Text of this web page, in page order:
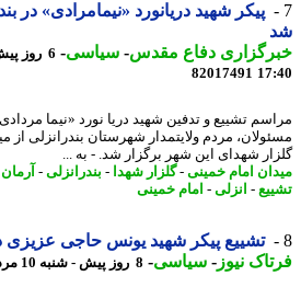
پیکر شهید دریانورد «نیمامرادی» در بندر
دفاع مقدس-سیاسی-
82017491
تشییع و تدفین شهید دریا نورد «نیما مردادی»
مردم ولایتمدار شهرستان بندرانزلی از
شهدای این شهر برگزار شد. - به ...
امام خمینی-گلزار شهدا-بندرانزلی-آرمان
-انزلی-امام خمینی
تشییع پیکر شهید یونس حاجی عزیزی در
نیوز-سیاسی-8 روز پیش - شنبه 10 مرداد 1405، 18:45